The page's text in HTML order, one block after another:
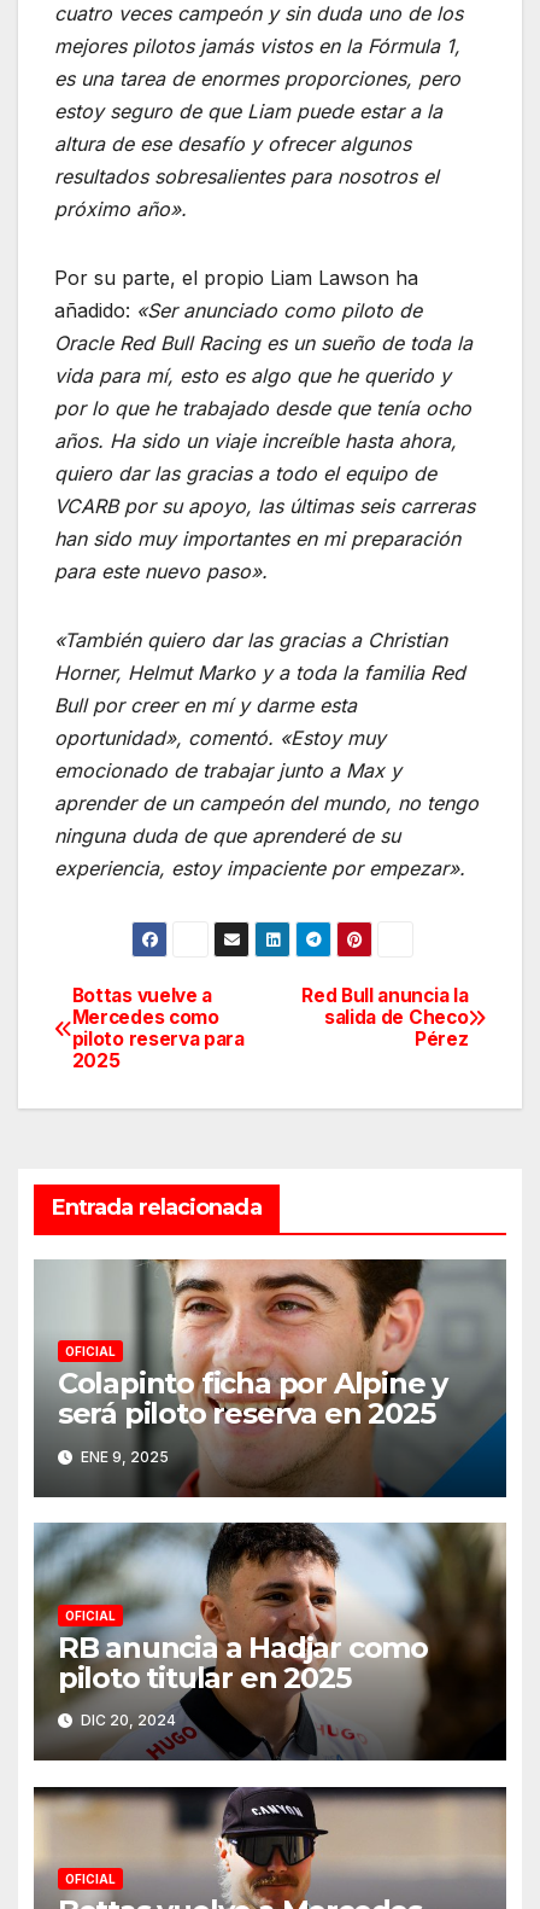
cuatro veces campeón y sin duda uno de los
mejores pilotos jamás vistos en la Fórmula 1,
es una tarea de enormes proporciones, pero
estoy seguro de que Liam puede estar a la
altura de ese desafío y ofrecer algunos
resultados sobresalientes para nosotros el
próximo año».
Por su parte, el propio Liam Lawson ha
añadido: «Ser anunciado como piloto de
Oracle Red Bull Racing es un sueño de toda la
vida para mí, esto es algo que he querido y
por lo que he trabajado desde que tenía ocho
años. Ha sido un viaje increíble hasta ahora,
quiero dar las gracias a todo el equipo de
VCARB por su apoyo, las últimas seis carreras
han sido muy importantes en mi preparación
para este nuevo paso».
«También quiero dar las gracias a Christian
Horner, Helmut Marko y a toda la familia Red
Bull por creer en mí y darme esta
oportunidad», comentó. «Estoy muy
emocionado de trabajar junto a Max y
aprender de un campeón del mundo, no tengo
ninguna duda de que aprenderé de su
experiencia, estoy impaciente por empezar».
Navegación
de
entradas
Red Bull anuncia la
salida de Checo
Pérez
Bottas vuelve a
Mercedes como
piloto reserva para
2025
Entrada relacionada
OFICIAL
Colapinto ficha por Alpine y
será piloto reserva en 2025
ENE 9, 2025
OFICIAL
RB anuncia a Hadjar como
piloto titular en 2025
DIC 20, 2024
OFICIAL